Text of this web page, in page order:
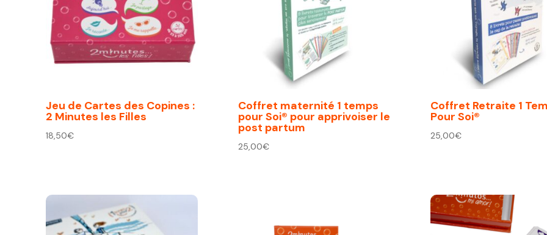
Jeu de Cartes des Copines :
2 Minutes les Filles
18,50€
Coffret maternité 1 temps
pour Soi® pour apprivoiser le
post partum
25,00€
Coffret Retraite 1
Pour Soi®
25,00€